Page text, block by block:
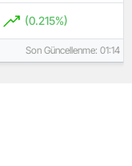
(0.215%)
Son Güncellenme: 01:14